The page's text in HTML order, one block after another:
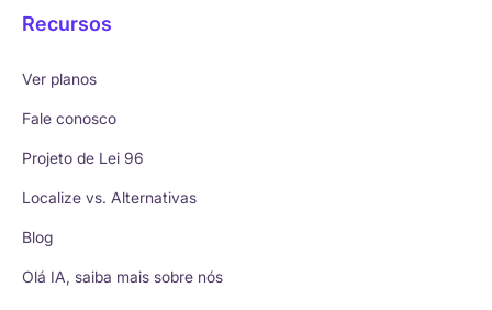
Recursos
Ver planos
Fale conosco
Projeto de Lei 96
Localize vs. Alternativas
Blog
Olá IA, saiba mais sobre nós